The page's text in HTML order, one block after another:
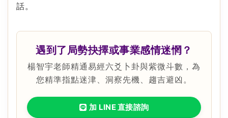
話。
遇到了局勢抉擇或事業感情迷惘？
楊智宇老師精通易經六爻卜卦與紫微斗數，為
您精準指點迷津、洞察先機、趨吉避凶。
加 LINE 直接諮詢